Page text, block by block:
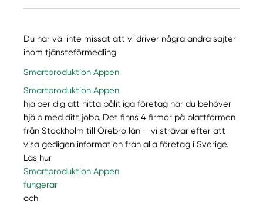
Du har väl inte missat att vi driver några andra sajter
inom tjänsteförmedling
Smartproduktion Appen
Smartproduktion Appen
hjälper dig att hitta pålitliga företag när du behöver
hjälp med ditt jobb. Det finns 4 firmor på plattformen
från Stockholm till Örebro län – vi strävar efter att
visa gedigen information från alla företag i Sverige.
Läs hur
Smartproduktion Appen
fungerar
och